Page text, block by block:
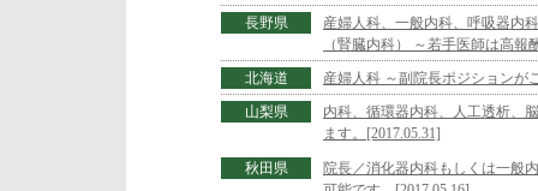
長野県
産婦人科、一般内科、呼吸器内
（腎臓内科） ～若手医師は高
北海道 産婦人科 ～副院長ポジションが
山梨県
内科、循環器内科、人工透析、
ます。[2017.05.31]
秋田県
院長／消化器内科もしくは一般